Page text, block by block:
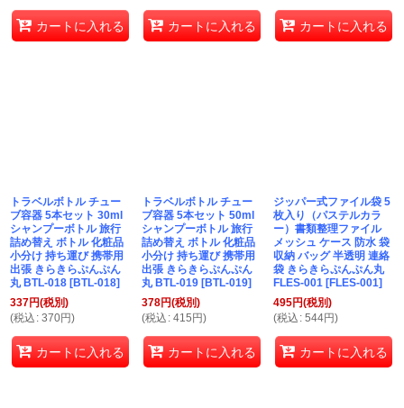
カートに入れる カートに入れる カートに入れる
トラベルボトル チュー
ブ容器 5本セット 30ml
シャンプーボトル 旅行
詰め替え ボトル 化粧品
小分け 持ち運び 携帯用
出張 きらきらぷんぷん
丸 BTL-018 [BTL-018]
337円(税別)
(税込 : 370円)
カートに入れる
トラベルボトル チュー
ブ容器 5本セット 50ml
シャンプーボトル 旅行
詰め替え ボトル 化粧品
小分け 持ち運び 携帯用
出張 きらきらぷんぷん
丸 BTL-019 [BTL-019]
378円(税別)
(税込 : 415 円)
カートに入れる
ジッパー式ファイル袋 5
枚入り（パステルカラ
ー）書類整理ファイル
メッシュ ケース 防水 袋
収納 バッグ 半透明 連絡
袋 きらきらぷんぷん丸
FLES-001 [FLES-001]
495円(税別)
(税込 : 544円)
カートに入れる